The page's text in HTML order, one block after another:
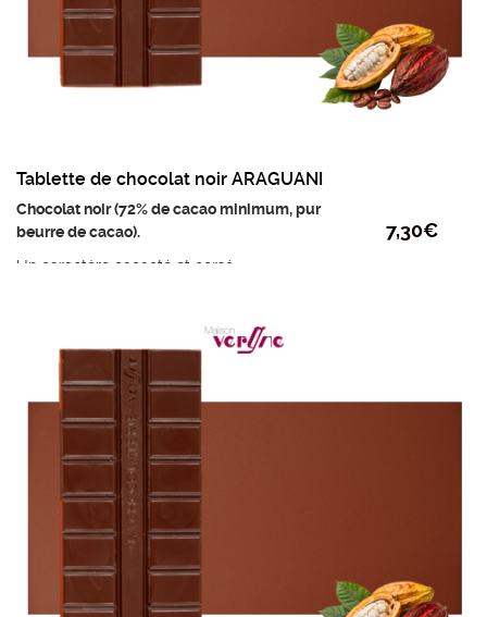
Tablette de chocolat noir ARAGUANI
Chocolat noir (72% de cacao minimum, pur
beurre de cacao).
Un caractère cacaoté et corsé
poids mini : 95g
prix au kilo : 76,84 €
7,30€